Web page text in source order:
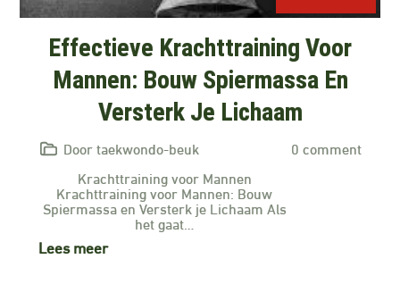
Effectieve Krachttraining Voor
Mannen: Bouw Spiermassa En
Versterk Je Lichaam
Door taekwondo-beuk
0 comment
Krachttraining voor Mannen
Krachttraining voor Mannen: Bouw
Spiermassa en Versterk je Lichaam Als
het gaat…
Lees meer